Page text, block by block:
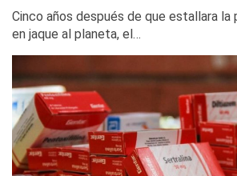
Cinco años después de que estallara la
en jaque al planeta, el…